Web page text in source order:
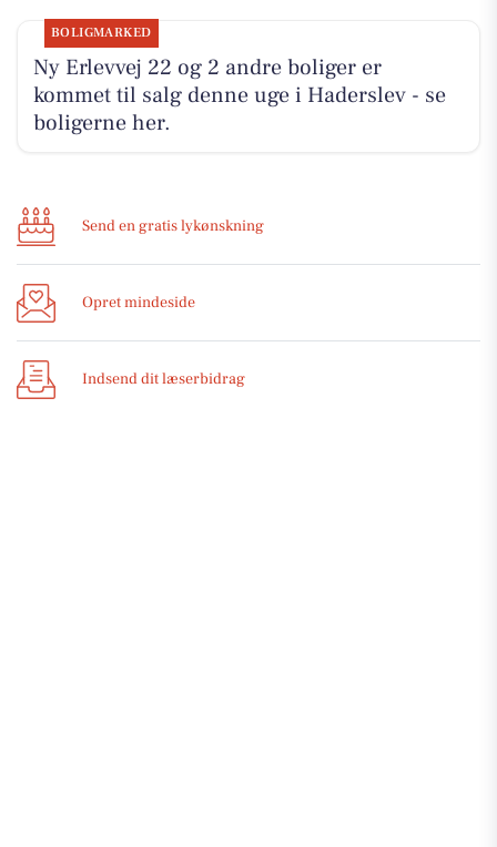
BOLIGMARKED
Ny Erlevvej 22 og 2 andre boliger er
kommet til salg denne uge i Haderslev - se
boligerne her.
Send en gratis lykønskning
Opret mindeside
Indsend dit læserbidrag